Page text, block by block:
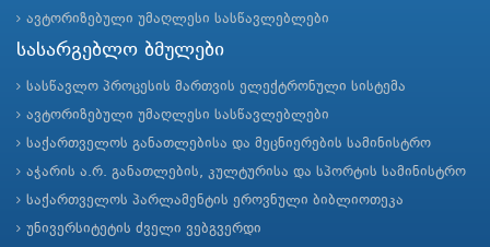
ავტორიზებული უმაღლესი სასწავლებლები
სასარგებლო ბმულები
სასწავლო პროცესის მართვის ელექტრონული სისტემა
ავტორიზებული უმაღლესი სასწავლებლები
საქართველოს განათლებისა და მეცნიერების სამინისტრო
აჭარის ა.რ. განათლების, კულტურისა და სპორტის სამინისტრო
საქართველოს პარლამენტის ეროვნული ბიბლიოთეკა
უნივერსიტეტის ძველი ვებგვერდი